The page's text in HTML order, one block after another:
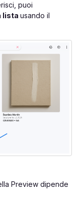
puoi
lista usando il
Preview dipende